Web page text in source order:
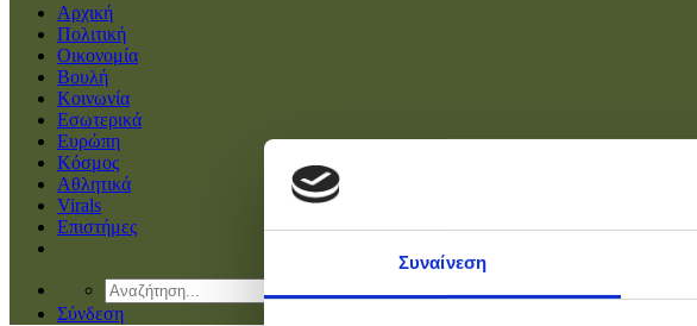
Συναίνεση
Αρχική
Πολιτική
Οικονομία
Βουλή
Κοινωνία
Εσωτερικά
Ευρώπη
Κόσμος
Αθλητικά
Virals
Επιστήμες
Σύνδεση